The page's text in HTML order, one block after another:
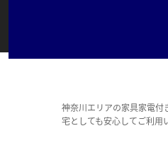
神奈川エリアの家具家電付
宅としても安心してご利用